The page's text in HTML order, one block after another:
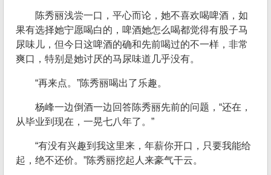
陈秀丽浅尝一口，平心而论，她不喜欢喝啤酒，如
果有选择她宁愿喝白的，啤酒她怎么喝都觉得有股子马
尿味儿，但今日这啤酒的确和先前喝过的不一样，非常
爽口，特别是她讨厌的马尿味道几乎没有。
“再来点。”陈秀丽喝出了乐趣。
杨峰一边倒酒一边回答陈秀丽先前的问题，“还在，
从毕业到现在，一晃七八年了。”
“有没有兴趣到我这里来，年薪你开口，只要我能给
起，绝不还价。”陈秀丽挖起人来豪气干云。